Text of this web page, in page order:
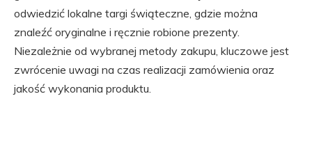
odwiedzić lokalne targi świąteczne, gdzie można
znaleźć oryginalne i ręcznie robione prezenty.
Niezależnie od wybranej metody zakupu, kluczowe jest
zwrócenie uwagi na czas realizacji zamówienia oraz
jakość wykonania produktu.